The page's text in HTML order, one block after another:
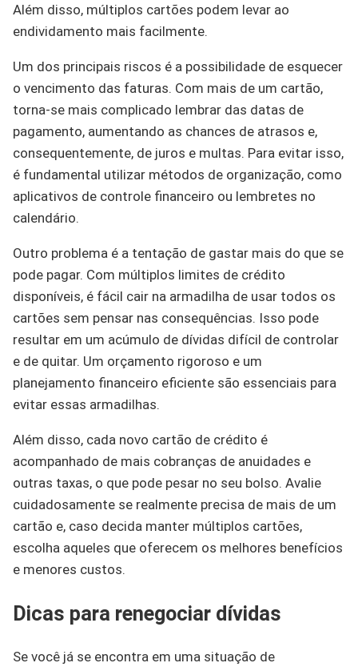
Além disso, múltiplos cartões podem levar ao
endividamento mais facilmente.
Um dos principais riscos é a possibilidade de esquecer
o vencimento das faturas. Com mais de um cartão,
torna-se mais complicado lembrar das datas de
pagamento, aumentando as chances de atrasos e,
consequentemente, de juros e multas. Para evitar isso,
é fundamental utilizar métodos de organização, como
aplicativos de controle financeiro ou lembretes no
calendário.
Outro problema é a tentação de gastar mais do que se
pode pagar. Com múltiplos limites de crédito
disponíveis, é fácil cair na armadilha de usar todos os
cartões sem pensar nas consequências. Isso pode
resultar em um acúmulo de dívidas difícil de controlar
e de quitar. Um orçamento rigoroso e um
planejamento financeiro eficiente são essenciais para
evitar essas armadilhas.
Além disso, cada novo cartão de crédito é
acompanhado de mais cobranças de anuidades e
outras taxas, o que pode pesar no seu bolso. Avalie
cuidadosamente se realmente precisa de mais de um
cartão e, caso decida manter múltiplos cartões,
escolha aqueles que oferecem os melhores benefícios
e menores custos.
Dicas para renegociar dívidas
Se você já se encontra em uma situação de